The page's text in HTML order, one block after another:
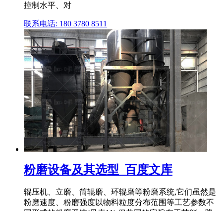
控制水平、对
联系电话: 180 3780 8511
粉磨设备及其选型_百度文库
辊压机、立磨、筒辊磨、环辊磨等粉磨系统,它们虽然是
粉磨速度、粉磨强度以物料粒度分布范围等工艺参数不